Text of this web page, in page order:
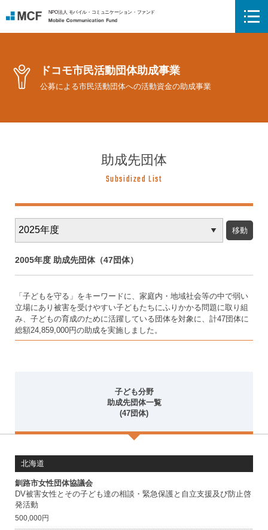
NPO法人 モバイル・コミュニケーション・ファンド
ドコモ市民活動団体助成事業
公募による市民活動団体への活動資金の助成事業
助成先団体
Subsidized List
2005年度 助成先団体（47団体）
度
別
ア
カ
ブ「子どもを守る」をキーワードに、家庭内・地域社会等の中で弱い
立場にあり被害を受けやすい子どもたちにふりかかる問題に取り組
み、子どもの育成のために活躍している団体を対象に、計47団体に
総額24,859,000円の助成を実施しました。
子ども分野
助成先団体一覧
(47団体)
子
ど
も
分
野
助
北海道
釧路市女性団体協議会
DV被害女性とその子ども達の相談・緊急保護と自立支援及び防止啓
発活動
500,000円